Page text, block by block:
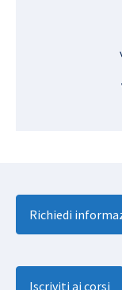
Richiedi
Iscriviti ai corsi